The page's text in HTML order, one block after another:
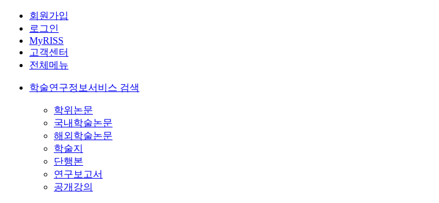
회원가입
로그인
MyRISS
고객센터
전체메뉴
학술연구정보서비스 검색
학위논문
국내학술논문
해외학술논문
학술지
단행본
연구보고서
공개강의